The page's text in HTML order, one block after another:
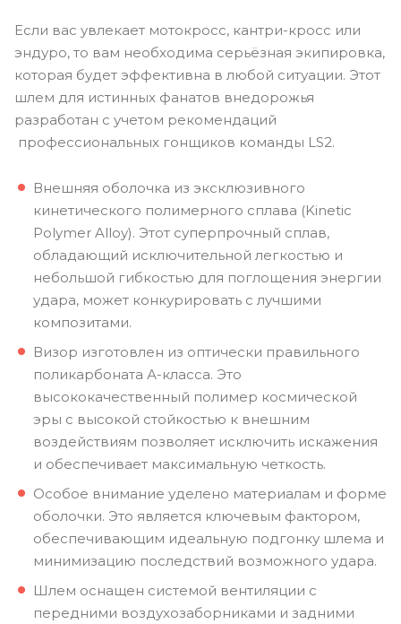
Если вас увлекает мотокросс, кантри-кросс или
эндуро, то вам необходима серьёзная экипировка,
которая будет эффективна в любой ситуации. Этот
шлем для истинных фанатов внедорожья
разработан с учетом рекомендаций
профессиональных гонщиков команды LS2.
Внешняя оболочка из эксклюзивного
кинетического полимерного сплава (Kinetic
Polymer Alloy). Этот суперпрочный сплав,
обладающий исключительной легкостью и
небольшой гибкостью для поглощения энергии
удара, может конкурировать с лучшими
композитами.
Визор изготовлен из оптически правильного
поликарбоната А-класса. Это
высококачественный полимер космической
эры с высокой стойкостью к внешним
воздействиям позволяет исключить искажения
и обеспечивает максимальную четкость.
Особое внимание уделено материалам и форме
оболочки. Это является ключевым фактором,
обеспечивающим идеальную подгонку шлема и
минимизацию последствий возможного удара.
Шлем оснащен системой вентиляции с
передними воздухозаборниками и задними